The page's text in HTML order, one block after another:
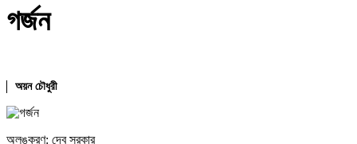
গর্জন
অয়ন চৌধুরী
অলঙ্করণ: দেব সরকার